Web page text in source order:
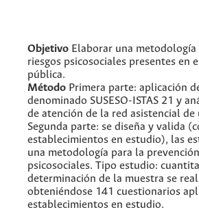
Objetivo Elaborar una
riesgos psicosociales presentes
pública.
Método Primera parte: aplicación
denominado SUSESO-ISTAS 21 y
de atención de la red asistencial
Segunda parte: se diseña y valida
establecimientos en estudio), las
una metodología para la
psicosociales. Tipo estudio:
determinación de la muestra se
obteniéndose 141 cuestionarios
establecimientos en estudio.